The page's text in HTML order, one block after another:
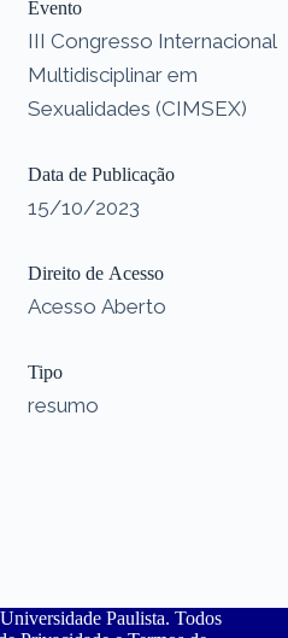
Evento
III Congresso Internacional
Multidisciplinar em
Sexualidades (CIMSEX)
Data de Publicação
15/10/2023
Direito de Acesso
Acesso Aberto
Tipo
resumo
Paulista. Todos